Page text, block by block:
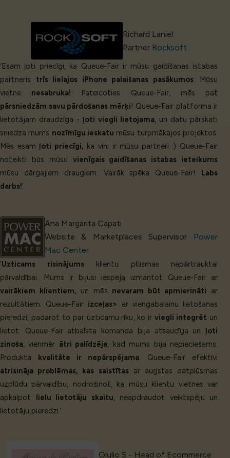
Richard Laniel
Partner Rocksoft
‘Esam ļoti priecīgi, ka Queue-Fair ir mūsu gaidīšanas istabas
partneris trīs lielajos iPhone palaišanas pasākumos. Mūsu
vietne nesabruka! Pateicoties Queue-Fair, mēs pat
pārsniedzām savu pārdošanas mērķi! Queue-Fair platforma ir
lietotājam draudzīga - ļoti viegli lietojama, un datu pārskati
sniedza mums nozīmīgu ieskatu mūsu turpmākajos projektos.
Mēs esam ļoti priecīgi, ka viņi ir mūsu partneri :) Queue-Fair
noteikti būs mūsu vienīgais gaidīšanas istabas ieteikums
mūsu dārgajiem draugiem. Vairāk spēka Queue-Fair! Labs
darbs!’
Ana Margarita Capati
Website & Marketplaces Supervisor
Power
Mac Center
‘Uzticams risinājumsklientu plūsmas nepārtrauktai
pārvaldībai. Mums ir bijusi iespēja izmantot Queue-Fair ar
vairākiem klientiem, un mēs nevaram būt apmierināti ar
rezultātiem. Queue-Fair izceļas> ar viengabalainu lietošanas
pieredzi, padarot to par uzticamu rīku, ko irviegli integrēt un
lietot. Queue-Fair atbalsta komanda bija atsaucīga un ļoti
zinoša, vienmēr ātri palīdzēja, kad mums bija nepieciešams.
Produkta kvalitāte ir nepārspējama. Queue-Fair efektīvi
atrisināja problēmas, kas saistītasar augstas datplūsmas
uzplūdu pārvaldību, nodrošinot, ka mūsu klientu vietnes var
apkalpot lielu lietotāju skaitu, neapdraudot veiktspēju un
lietotāju pieredzi.’
Giulio S - Head of Ecommerce